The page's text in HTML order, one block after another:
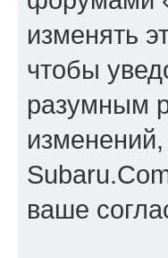
изменять
чтобы
разумным
ваше